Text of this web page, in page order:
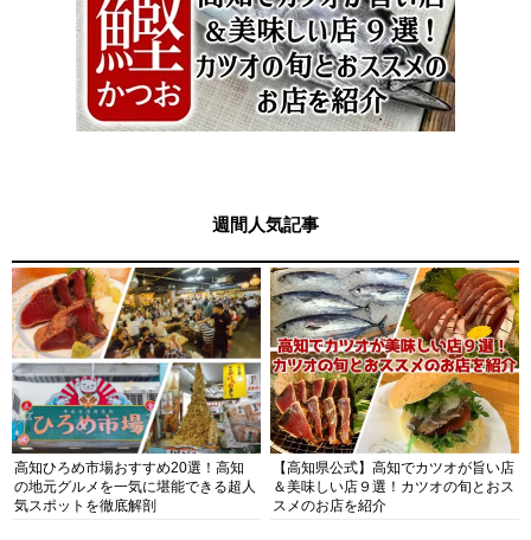
週間人気記事
高知ひろめ市場おすすめ20選！高知
の地元グルメを一気に堪能できる超人
気スポットを徹底解剖
【高知県公式】高知でカツオが旨い店
＆美味しい店９選！カツオの旬とおス
スメのお店を紹介